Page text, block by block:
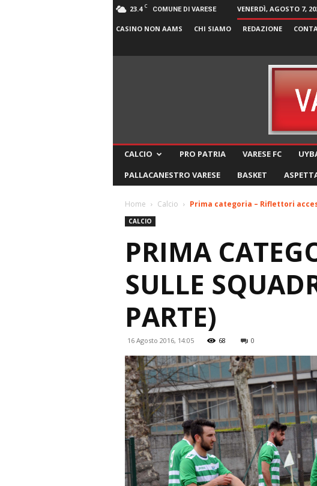
23.4 C COMUNE DI VARESE VENERDÌ, AGOSTO 7,
CASINO NON AAMS CHI SIAMO REDAZIONE
CALCIO PRO PATRIA VARESE FC
PALLACANESTRO VARESE
BASKET
Home Calcio Prima categoria – Riflettori
CALCIO
PRIMA
SULLE
PARTE)
16 Agosto 2016, 14:05 68 0